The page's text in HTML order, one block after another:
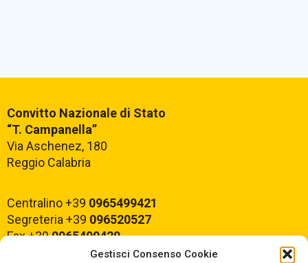
Gestisci Consenso Cookie
Convitto Nazionale di Stato
“T. Campanella”
Via Aschenez, 180
Reggio Calabria
Centralino +39 0965499421
Segreteria +39 096520527
Fax +390965499420